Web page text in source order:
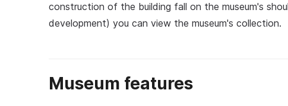
construction of the building fall on the museum's
development) you can view the museum's collection.
Museum features